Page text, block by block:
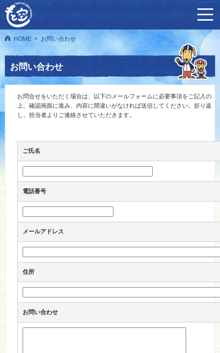
HOME お問い合わせ
お問い合わせ
お問合せをいただく場合は、以下のメールフォームに必要事項をご記入の
上、確認画面に進み、内容に間違いがなければ送信してください。折り返
し、担当者よりご連絡させていただきます。
ご氏名
電話番号
メールアドレス
住所
お問い合わせ